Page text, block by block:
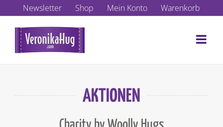
Inhalt
springen
Newsletter Shop Mein Konto Warenkorb
AKTIONEN